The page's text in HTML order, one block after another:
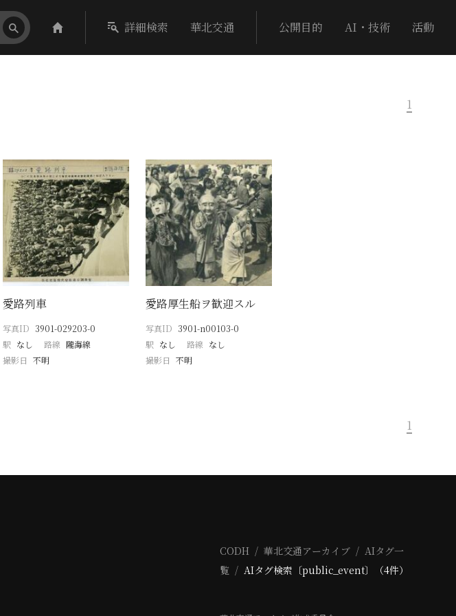
詳細検索 華北交通 公開目的 AI・技術 活動
1
愛路列車
写真ID 3901-029203-0
駅 なし 路線 隴海線
撮影日 不明
愛路厚生船ヲ歓迎スル
写真ID 3901-n00103-0
駅 なし 路線 なし
撮影日 不明
1
CODH 華北交通アーカイブ
AIタグ一
覧
AIタグ検索〔public_event〕（4件）